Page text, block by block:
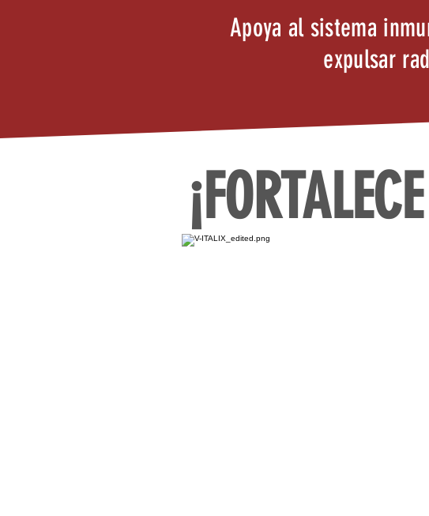
Apoya al sistema
expulsar